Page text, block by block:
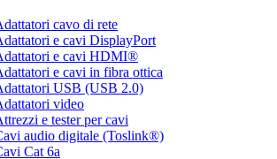
cavo di rete
e cavi DisplayPort
e cavi HDMI®
e cavi in fibra ottica
USB (USB 2.0)
video
e tester per cavi
audio digitale (Toslink®)
Cat 6a